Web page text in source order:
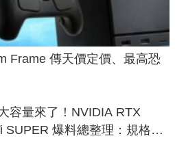
Frame 傳天價定價、最高恐
容量來了！NVIDIA RTX
SUPER 爆料總整理：規格、